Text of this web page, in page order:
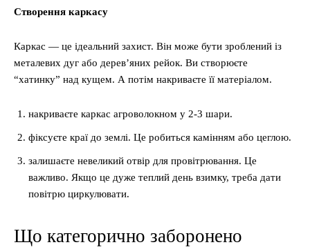
Створення каркасу
Каркас — це ідеальний захист. Він може бути зроблений із
металевих дуг або дерев’яних рейок. Ви створюєте
“хатинку” над кущем. А потім накриваєте її матеріалом.
накриваєте каркас агроволокном у 2-3 шари.
фіксуєте краї до землі. Це робиться камінням або цеглою.
залишаєте невеликий отвір для провітрювання. Це
важливо. Якщо це дуже теплий день взимку, треба дати
повітрю циркулювати.
Що категорично заборонено